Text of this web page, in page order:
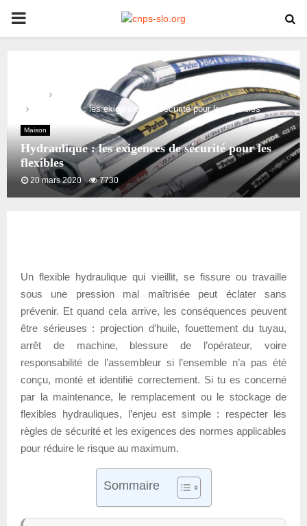
PRIMARY
Maison
Hydraulique : les exigences de sécurité pour les flexibles
Maison
Hydraulique : les exigences de sécurité pour les
flexibles
20 mars 2020 7730
Un flexible hydraulique qui vieillit, se fissure ou travaille
sous une pression mal maîtrisée peut éclater sans
prévenir. Et quand cela arrive, les conséquences peuvent
être sérieuses : projection d’huile, fouettement du tuyau,
arrêt de machine, blessure de l’opérateur, voire
responsabilité de l’assembleur si l’ensemble n’a pas été
conçu, monté et identifié correctement. Si tu es concerné
par la maintenance, le remplacement ou le stockage de
flexibles hydrauliques, l’enjeu est simple : respecter les
règles de sécurité et les exigences des normes applicables
pour réduire le risque au maximum.
Sommaire